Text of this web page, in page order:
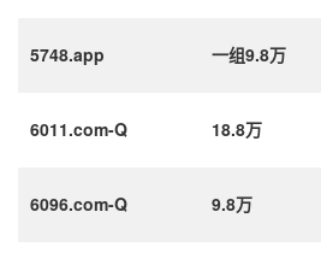
5748.app 一组9.8万
6011.com-Q 18.8万
6096.com-Q 9.8万